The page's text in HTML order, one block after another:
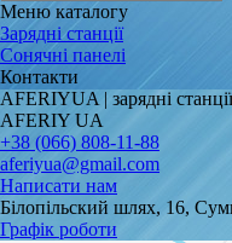
Меню каталогу
Зарядні станції
Сонячні панелі
Контакти
AFERIYUA | зарядні
AFERIY UA
+38 (066) 808-11-88
aferiyua@gmail.com
Написати нам
Білопільский шлях, 16,
Графік роботи